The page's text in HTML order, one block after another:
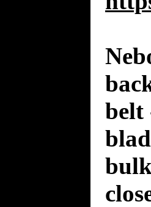
belt